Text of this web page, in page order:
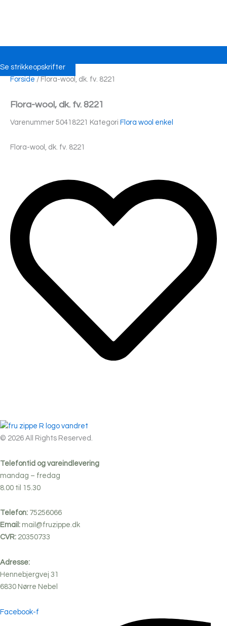
Se strikkeopskrifter
Forside / Flora-wool, dk. fv. 8221
Flora-wool, dk. fv. 8221
Varenummer 50418221 Kategori Flora wool enkel
Flora-wool, dk. fv. 8221
© 2026 All Rights Reserved.
Telefontid og vareindlevering
mandag – fredag
8.00 til 15.30
Telefon: 75256066
Email: mail@fruzippe.dk
CVR: 20350733
Adresse:
Hennebjergvej 31
6830 Nørre Nebel
Facebook-f